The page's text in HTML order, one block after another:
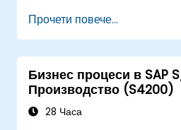
Прочети повече...
Бизнес процеси в SAP
Производство (S4200)
28 Часа